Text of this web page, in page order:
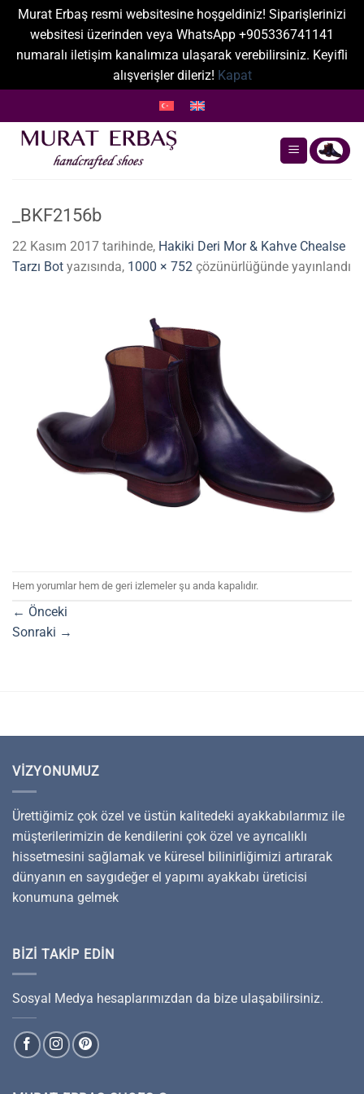
Murat Erbaş resmi websitesine hoşgeldiniz! Siparişlerinizi
websitesi üzerinden veya WhatsApp +905336741141
numaralı iletişim kanalımıza ulaşarak verebilirsiniz. Keyifli
alışverişler dileriz! Kapat
atla
_BKF2156b
22 Kasım 2017 tarihinde, Hakiki Deri Mor & Kahve Chealse
Tarzı Bot yazısında, 1000 × 752 çözünürlüğünde yayınlandı
Hem yorumlar hem de geri izlemeler şu anda kapalıdır.
← Önceki
Sonraki →
VIZYONUMUZ
Ürettiğimiz çok özel ve üstün kalitedeki ayakkabılarımız ile
müşterilerimizin de kendilerini çok özel ve ayrıcalıklı
hissetmesini sağlamak ve küresel bilinirliğimizi artırarak
dünyanın en saygıdeğer el yapımı ayakkabı üreticisi
konumuna gelmek
BIZI TAKIP EDIN
Sosyal Medya hesaplarımızdan da bize ulaşabilirsiniz.